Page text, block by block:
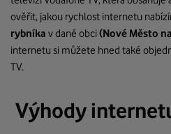
ověřit, jakou rychlost internetu
rybníka v dané obci(Nové Město
internetu si můžete hned také
TV.
Výhody